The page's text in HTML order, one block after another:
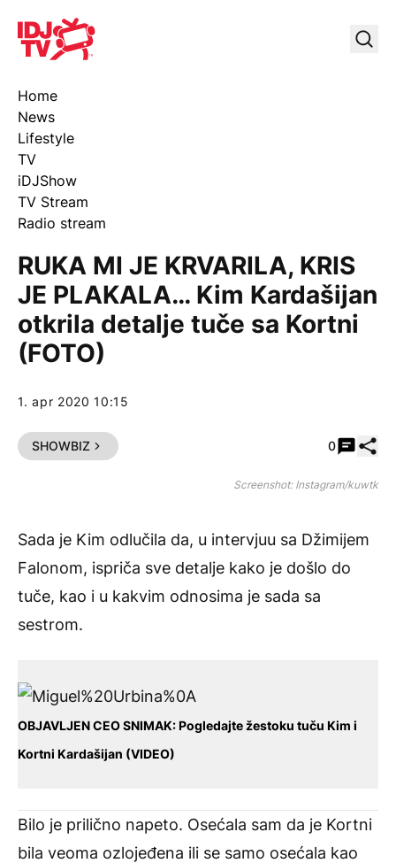
IDJ TV
Home
News
Lifestyle
TV
iDJShow
TV Stream
Radio stream
RUKA MI JE KRVARILA, KRIS
JE PLAKALA… Kim Kardašijan
otkrila detalje tuče sa Kortni
(FOTO)
1. apr 2020 10:15
SHOWBIZ 0
Screenshot: Instagram/kuwtk
Sada je Kim odlučila da, u intervjuu sa Džimijem
Falonom, ispriča sve detalje kako je došlo do
tuče, kao i u kakvim odnosima je sada sa
sestrom.
OBJAVLJEN CEO SNIMAK: Pogledajte žestoku tuču Kim i
Kortni Kardašijan (VIDEO)
Bilo je prilično napeto. Osećala sam da je Kortni
bila veoma ozlojeđena ili se samo osećala kao